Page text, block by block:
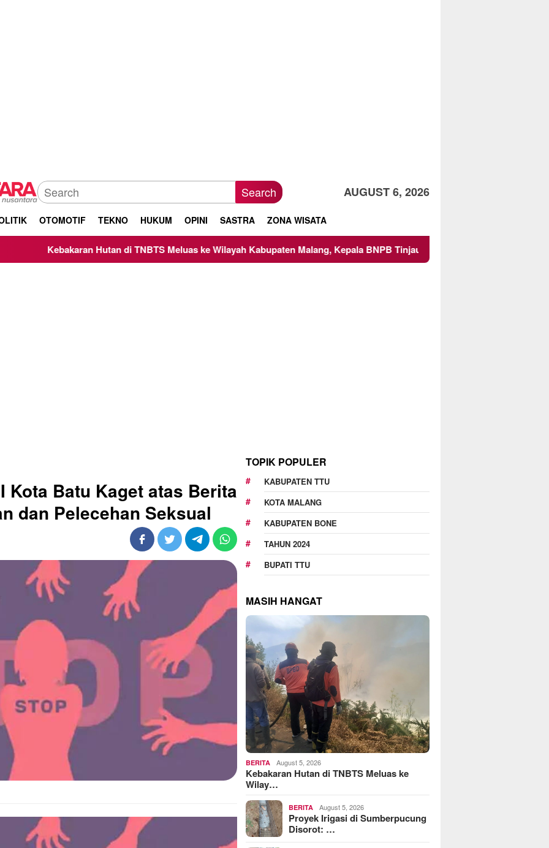
Search AUGUST 6, 2026
OTOMOTIF TEKNO HUKUM OPINI SASTRA ZONA WISATA
Hutan di TNBTS Meluas ke Wilayah Kabupaten Malang, Kepala BNPB Tinjau Langsung Lokasi
Kota Batu Kaget atas Berita
dan Pelecehan Seksual
TOPIK POPULER
KABUPATEN TTU
KOTA MALANG
KABUPATEN BONE
TAHUN 2024
BUPATI TTU
MASIH HANGAT
BERITA August 5, 2026
Kebakaran Hutan di TNBTS Meluas ke
Wilay…
BERITA August 5, 2026
Proyek Irigasi di Sumberpucung
Disorot: …